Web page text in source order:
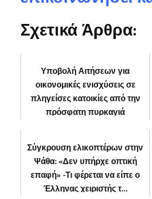
Σχετικά Άρθρα:
Υποβολή Αιτήσεων για
οικονομικές ενισχύσεις σε
πληγείσες κατοικίες από την
πρόσφατη πυρκαγιά
Σύγκρουση ελικοπτέρων στην
Ψάθα: «Δεν υπήρχε οπτική
επαφή» -Τι φέρεται να είπε ο
Έλληνας χειριστής τ...